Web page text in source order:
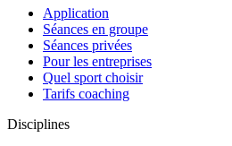
Application
Séances en groupe
Séances privées
Pour les entreprises
Quel sport choisir
Tarifs coaching
Disciplines